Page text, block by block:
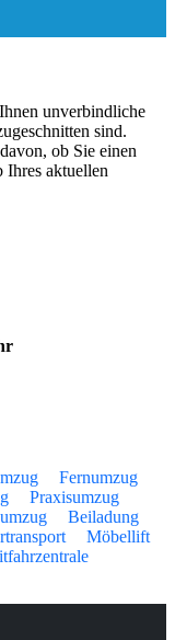
unverbindliche
sind.
ob Sie einen
Ihres aktuellen
Fernumzug
Praxisumzug
Beiladung
Möbellift